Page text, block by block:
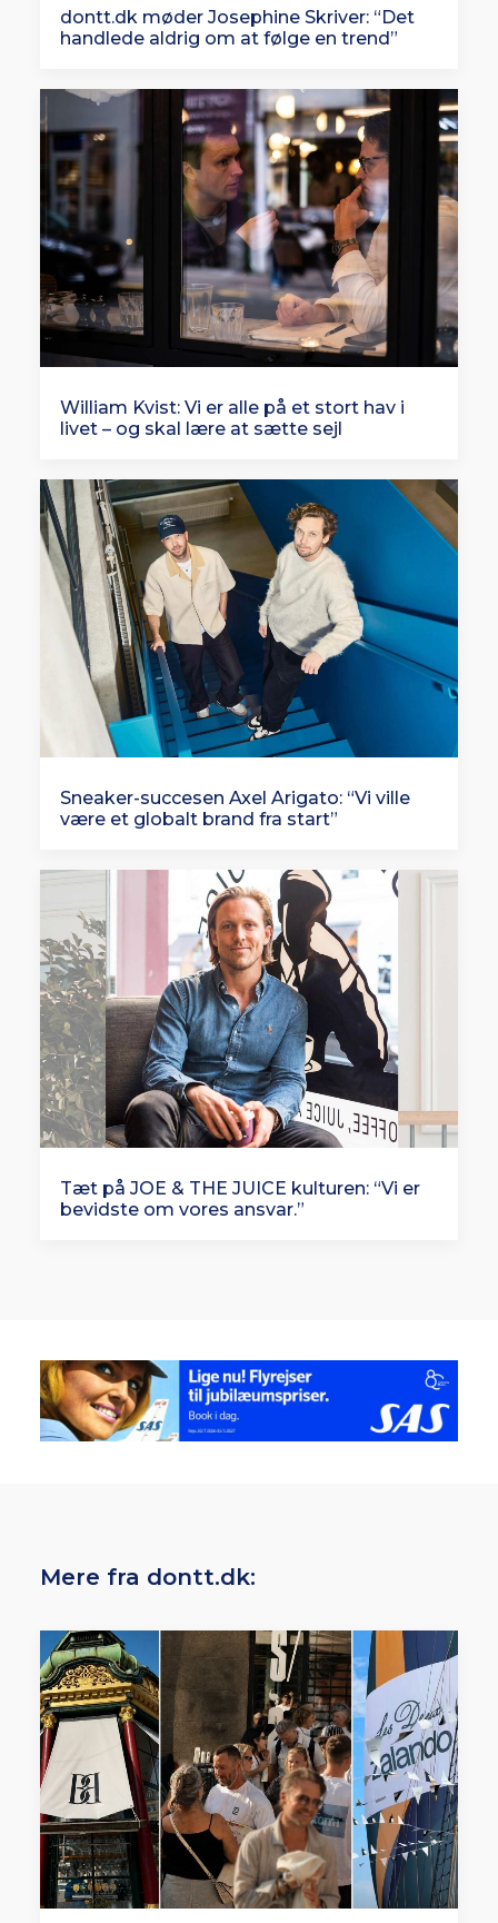
dontt.dk møder Josephine Skriver: “Det
handlede aldrig om at følge en trend”
William Kvist: Vi er alle på et stort hav i
livet – og skal lære at sætte sejl
Sneaker-succesen Axel Arigato: “Vi ville
være et globalt brand fra start”
Tæt på JOE & THE JUICE kulturen: “Vi er
bevidste om vores ansvar.”
Mere fra dontt.dk: